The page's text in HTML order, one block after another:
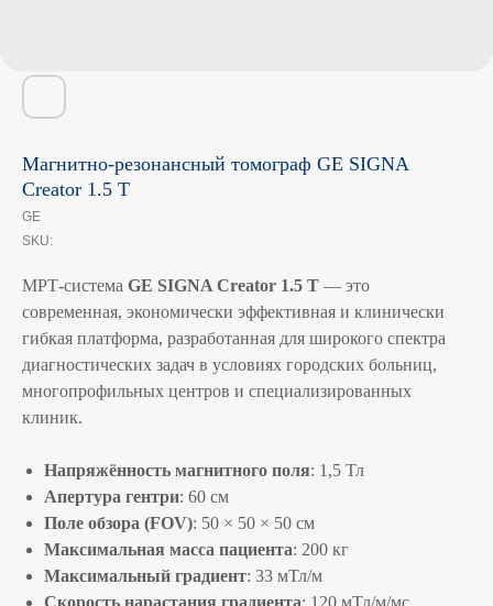
Магнитно-резонансный томограф GE SIGNA
Creator 1.5 T
GE
SKU:
МРТ-система GE SIGNA Creator 1.5 T — это
современная, экономически эффективная и клинически
гибкая платформа, разработанная для широкого спектра
диагностических задач в условиях городских больниц,
многопрофильных центров и специализированных
клиник.
Напряжённость магнитного поля: 1,5 Тл
Апертура гентри: 60 см
Поле обзора (FOV): 50 × 50 × 50 см
Максимальная масса пациента: 200 кг
Максимальный градиент: 33 мТл/м
Скорость нарастания градиента: 120 мТл/м/мс